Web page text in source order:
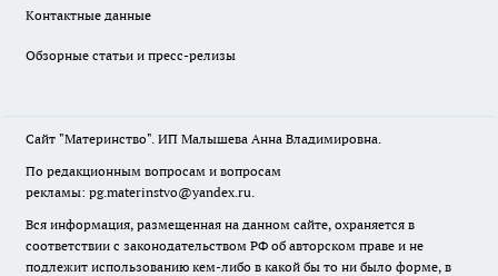
Контактные данные
Обзорные статьи и пресс-релизы
Сайт "Материнство". ИП Малышева Анна Владимировна.
По редакционным вопросам и вопросам
рекламы: pg.materinstvo@yandex.ru.
Вся информация, размещенная на данном сайте, охраняется в
соответствии с законодательством РФ об авторском праве и не
подлежит использованию кем-либо в какой бы то ни было форме, в